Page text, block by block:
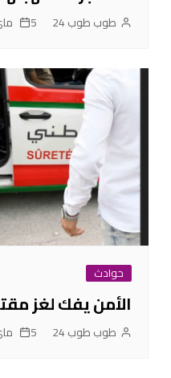
طوب طوب 24 5 ماي، 2026
حوادث
الأمن يفك لغز
طوب طوب 24 5 ماي، 2026